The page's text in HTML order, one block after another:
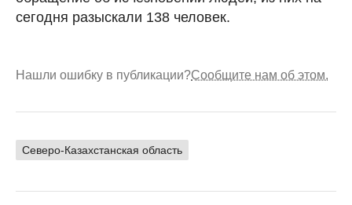
сегодня разыскали 138 человек.
Нашли ошибку в публикации?Сообщите нам об этом.
Северо-Казахстанская область